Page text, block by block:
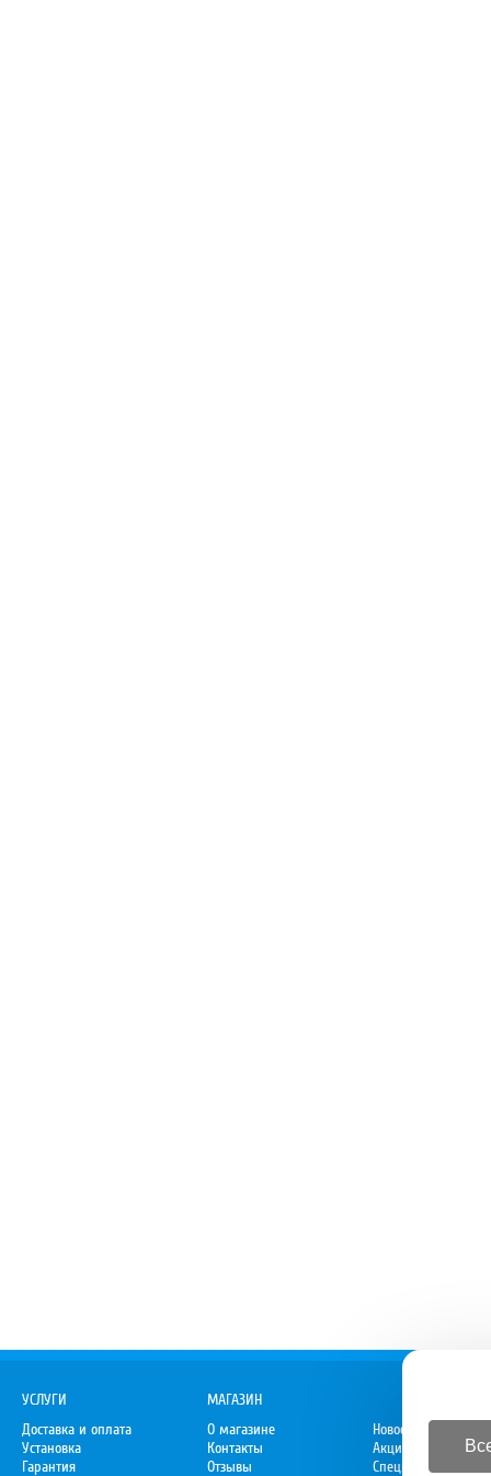
УСЛУГИ
Доставка и оплата
Установка
Гарантия
МАГАЗИН
О магазине
Контакты
Отзывы
Новости
Акции
Спецпредложения